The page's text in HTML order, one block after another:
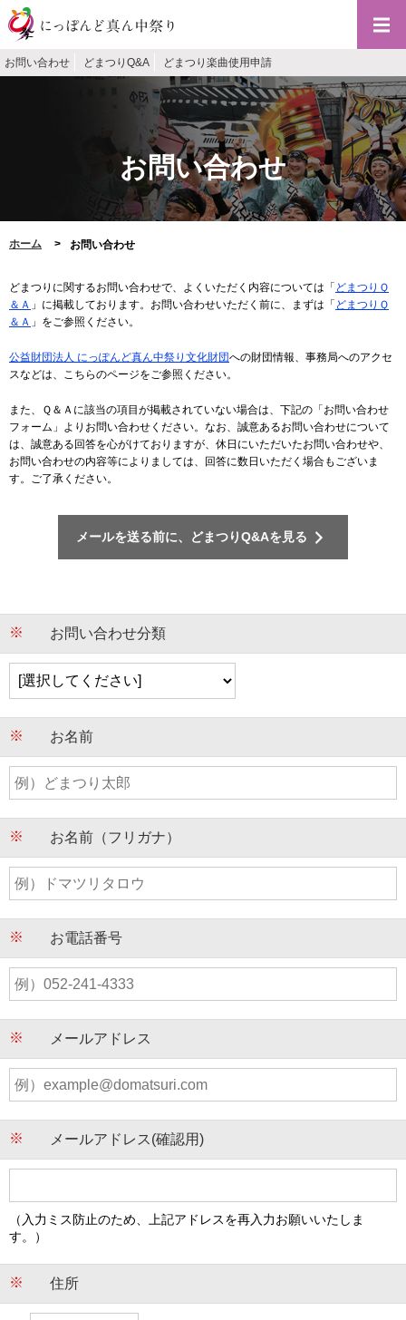
お問い合わせ どまつりQ&A どまつり楽曲使用申請
お問い合わせ
ホーム お問い合わせ
どまつりに関するお問い合わせで、よくいただく内容については「 どまつりＱ
＆Ａ 」に掲載しております。お問い合わせいただく前に、まずは「 どまつりＱ
＆Ａ 」をご参照ください。
公益財団法人 にっぽんど真ん中祭り文化財団への財団情報、事務局へのアクセ
スなどは、こちらのページをご参照ください。
また、Ｑ＆Ａに該当の項目が掲載されていない場合は、下記の「お問い合わせ
フォーム」よりお問い合わせください。なお、誠意あるお問い合わせについて
は、誠意ある回答を心がけておりますが、休日にいただいたお問い合わせや、
お問い合わせの内容等によりましては、回答に数日いただく場合もございま
す。ご了承ください。
メールを送る前に、どまつりQ&Aを見る
お問い合わせ分類
お名前
お名前（フリガナ）
お電話番号
メールアドレス
メールアドレス(確認用)
（入力ミス防止のため、上記アドレスを再入力お願いいたしま
す。）
住所